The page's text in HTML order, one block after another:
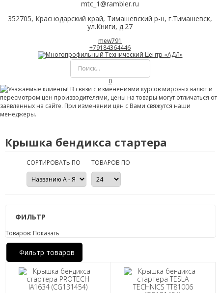
mtc_1@rambler.ru
352705, Краснодарский край, Тимашевский р-н, г.Тимашевск,
ул.Книги, д.27
mew791
+79184364446
0
Крышка бендикса стартера
СОРТИРОВАТЬ ПО ТОВАРОВ ПО
ФИЛЬТР
Товаров: Показать
Фильтр товаров